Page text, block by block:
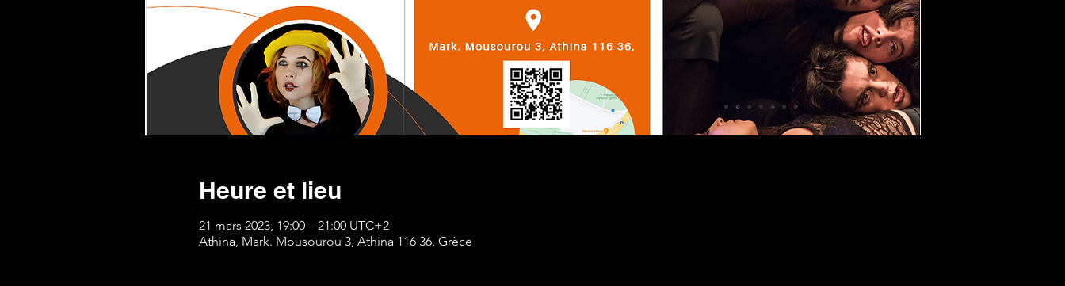
Heure et lieu
21 mars 2023, 19:00 – 21:00 UTC+2
Athina, Mark. Mousourou 3, Athina 116 36, Grèce